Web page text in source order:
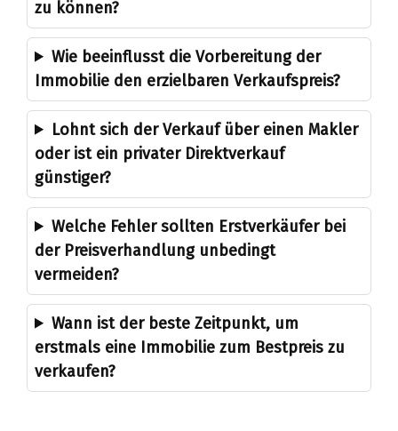
zu können?
Wie beeinflusst die Vorbereitung der
Immobilie den erzielbaren Verkaufspreis?
Lohnt sich der Verkauf über einen Makler
oder ist ein privater Direktverkauf
günstiger?
Welche Fehler sollten Erstverkäufer bei
der Preisverhandlung unbedingt
vermeiden?
Wann ist der beste Zeitpunkt, um
erstmals eine Immobilie zum Bestpreis zu
verkaufen?